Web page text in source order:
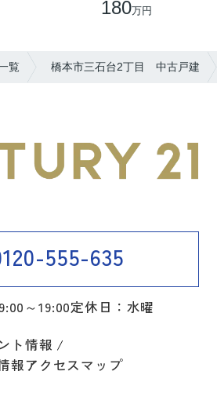
180万円
覧 橋本市三石台2丁目 中古戸建
555-635
～19:00定休日：水曜
ト情報
報アクセスマップ